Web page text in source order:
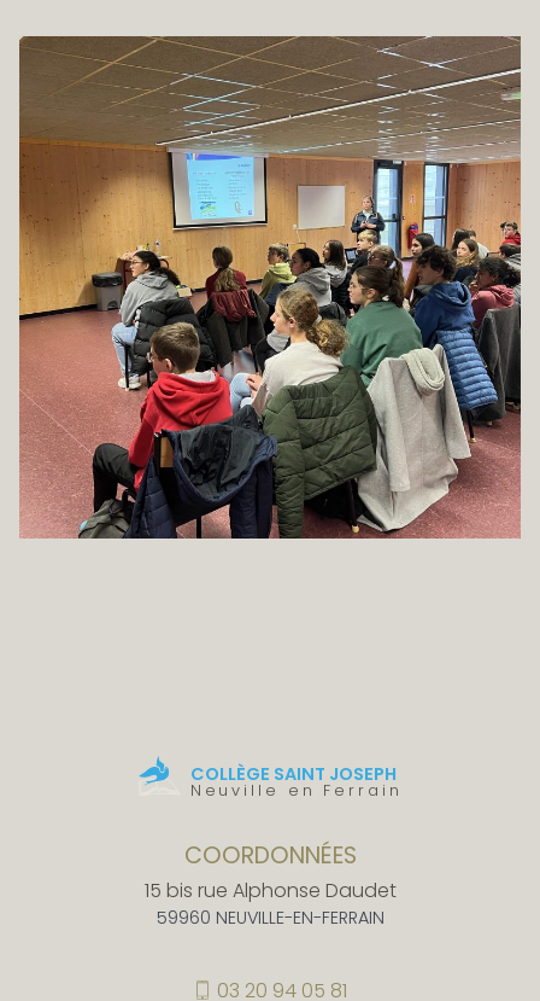
COLLÈGE SAINT JOSEPH
Neuville en Ferrain
COORDONNÉES
15 bis rue Alphonse Daudet
59960 NEUVILLE-EN-FERRAIN
03 20 94 05 81